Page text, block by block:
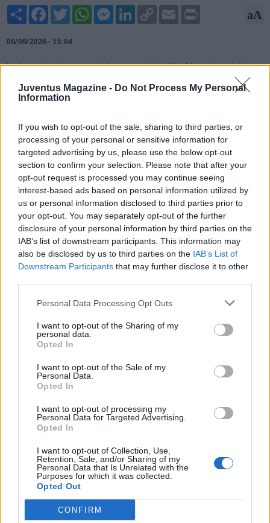
Juventus Magazine - Do Not Process My Personal
Information
If you wish to opt-out of the sale, sharing to third parties, or
processing of your personal or sensitive information for
targeted advertising by us, please use the below opt-out
section to confirm your selection. Please note that after your
opt-out request is processed you may continue seeing
interest-based ads based on personal information utilized by
us or personal information disclosed to third parties prior to
your opt-out. You may separately opt-out of the further
disclosure of your personal information by third parties on the
IAB’s list of downstream participants. This information may
also be disclosed by us to third parties on the IAB’s List of
Downstream Participants that may further disclose it to other
Personal Data Processing Opt Outs
I want to opt-out of the Sharing of my
personal data.
Opted In
I want to opt-out of the Sale of my
Personal Data.
Opted In
I want to opt-out of processing my
Personal Data for Targeted Advertising.
Opted In
I want to opt-out of Collection, Use,
Retention, Sale, and/or Sharing of my
Personal Data that Is Unrelated with the
Purposes for which it was collected.
Opted Out
CONFIRM
Share FacebookTwitterWhatsAppMessengerLinkedInCopy
Link
Email aA
06/06/2026 - 15:04
La Juventus, in una nota, ha comunicato l'archiviazione del
procedimento sul bilancio 2022: "Juventus Football Club S.p.A.
comunica di aver appreso che il GIP presso il Tribunale di
procedimento, di cui si era data informativa nel comunicato del
6 dicembre 2023 e successivamente nelle relazioni finanziarie
periodiche, riguardava esponenti aziendali e non la Società,
che non era indagata".
Il materiale (testo, foto e video) consultabile in questo portale è di nostra proprietà.
Alcune foto (screenshot) ed articoli presenti su "Juventus Magazine" sono in parte giunti
da internet, in quanto arrivati alla nostra attenzione attraverso regolari comunicati
stampa con immagini e testi allegati ed autorizzati alla pubblicazione, e quindi valutati
di pubblico dominio. Se i soggetti o gli autori avessero qualcosa in contrario alla
pubblicazione, non avranno che da segnalarlo alla redazione (indirizzo email:
"Juventus Magazine" non è una testata giornalistica, ma un sito di informazione di
proprietà di Napoli Magazine, e non è in alcun modo collegato alla Juventus S.p.A., che